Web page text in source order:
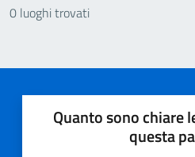
0 luoghi trovati
Quanto sono chiare
questa